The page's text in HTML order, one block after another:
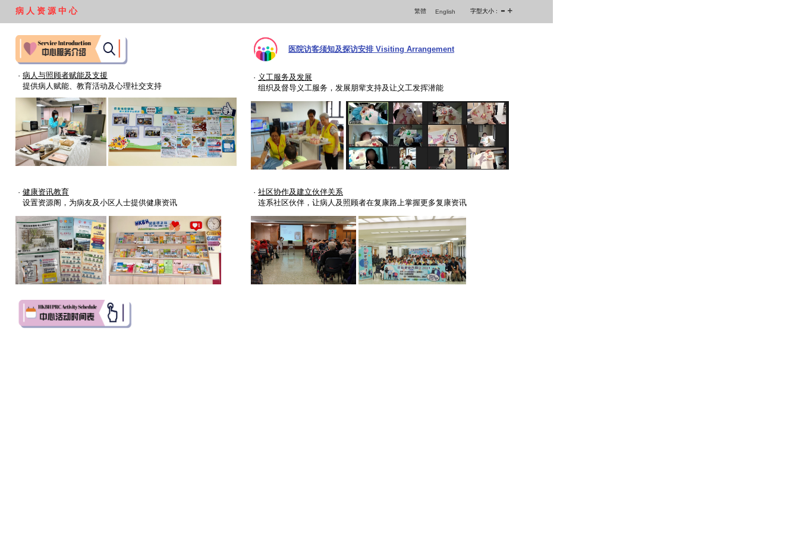
病 人 资 源 中 心 繁體 English 字型大小 :
医院访客须知及探访安排 Visiting Arrangement
· 病人与照顾者赋能及支援
提供病人赋能、教育活动及心理社交支持
· 义工服务及发展
组织及督导义工服务，发展朋辈支持及让义工发挥潜能
· 健康资讯教育
设置资源阁，为病友及小区人士提供健康资讯
· 社区协作及建立伙伴关系
连系社区伙伴，让病人及照顾者在复康路上掌握更多复康资讯